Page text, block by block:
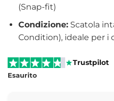
(Snap-fit)
Condizione:Scatola
Condition), ideale per i
Trustpilot
Esaurito